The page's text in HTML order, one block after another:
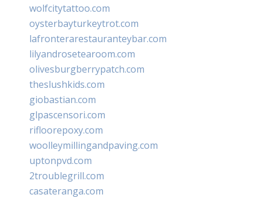
wolfcitytattoo.com
oysterbayturkeytrot.com
lafronterarestauranteybar.com
lilyandrosetearoom.com
olivesburgberrypatch.com
theslushkids.com
giobastian.com
glpascensori.com
rifloorepoxy.com
woolleymillingandpaving.com
uptonpvd.com
2troublegrill.com
casateranga.com